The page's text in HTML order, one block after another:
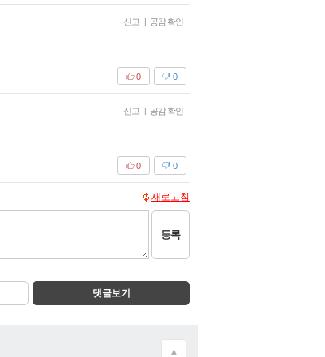
신고 | 공감 확인
0
0
신고 | 공감 확인
0
0
새로고침
등록
댓글보기
▲